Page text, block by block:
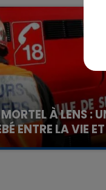
À LENS :
ENTRE LA VIE
immolé par le